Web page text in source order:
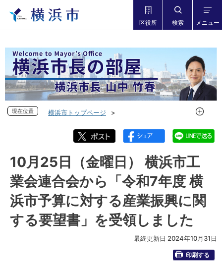
区役所 検索 メニュー
現在位置
横浜市トップページ
フォトダイアリー 2024年度
フォトダイアリー 2024年10月
10月25日（金曜日） 横浜市工業会連合会から「令和7年度 横
浜市予算に対する産業振興に関する要望書」を受領しました
現在位
10月25日（金曜日） 横浜市工
業会連合会から「令和7年度 横
浜市予算に対する産業振興に関
する要望書」を受領しました
最終更新日 2024年10月31日
印刷する